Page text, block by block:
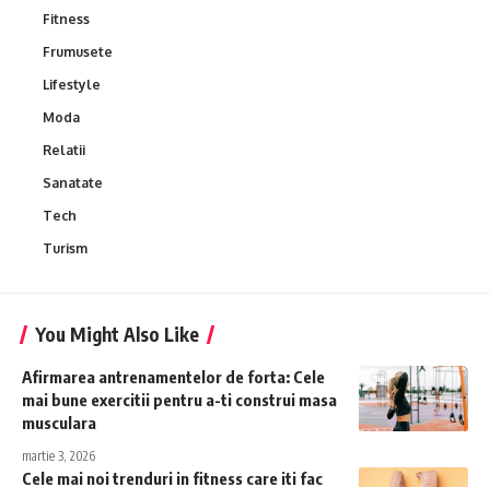
Fitness
Frumusete
Lifestyle
Moda
Relatii
Sanatate
Tech
Turism
You Might Also Like
Afirmarea antrenamentelor de forta: Cele
mai bune exercitii pentru a-ti construi masa
musculara
martie 3, 2026
Cele mai noi trenduri in fitness care iti fac